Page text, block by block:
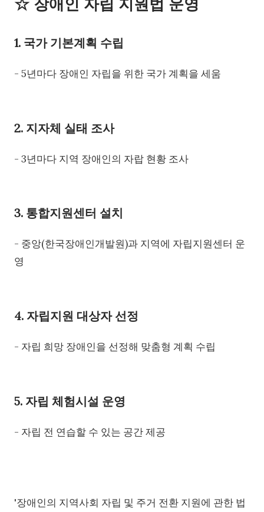
☆ 장애인 자립 지원법 운영
1. 국가 기본계획 수립
- 5년마다 장애인 자립을 위한 국가 계획을 세움
2. 지자체 실태 조사
- 3년마다 지역 장애인의 자랍 현황 조사
3. 통합지원센터 설치
- 중앙(한국장애인개발원)과 지역에 자립지원센터 운
영
4. 자립지원 대상자 선정
- 자립 희망 장애인을 선정해 맞춤형 계획 수립
5. 자립 체험시설 운영
- 자립 전 연습할 수 있는 공간 제공
'장애인의 지역사회 자립 및 주거 전환 지원에 관한 법